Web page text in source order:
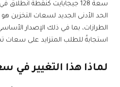
الطرازات، بما في ذلك الإصدار
استجابةً للطلب المتزايد على سعات
لماذا هذا التغيير في